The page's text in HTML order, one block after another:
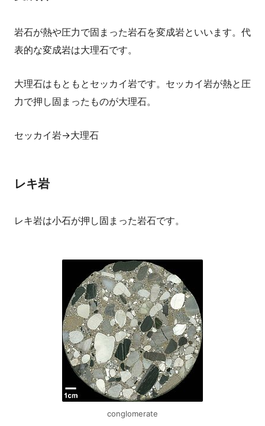
岩石が熱や圧力で固まった岩石を変成岩といいます。代
表的な変成岩は大理石です。
大理石はもともとセッカイ岩です。セッカイ岩が熱と圧
力で押し固まったものが大理石。
セッカイ岩→大理石
レキ岩
レキ岩は小石が押し固まった岩石です。
conglomerate